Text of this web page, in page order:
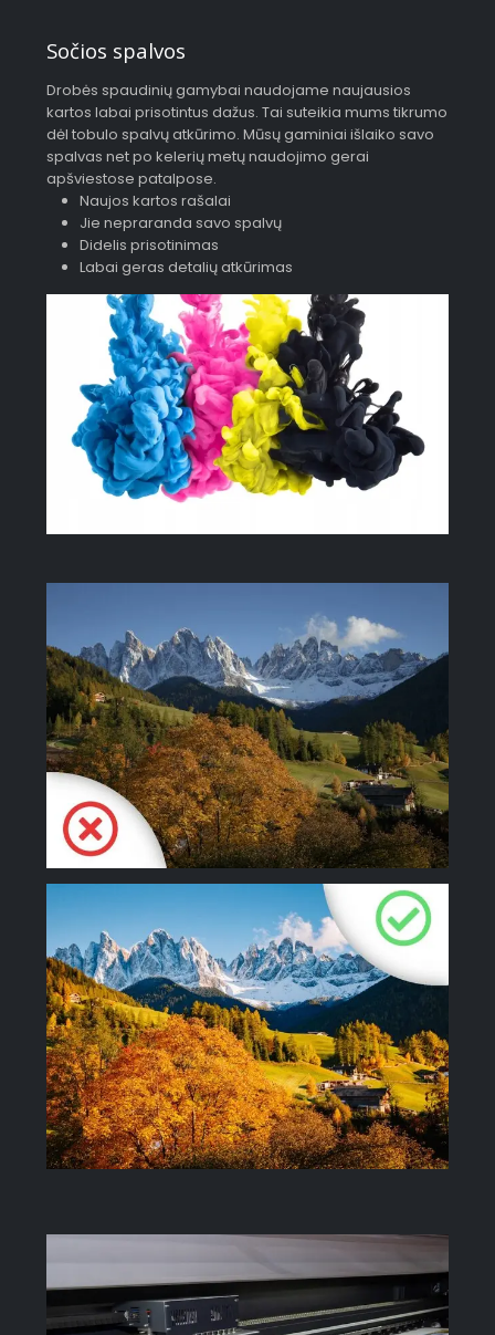
Sočios spalvos
Drobės spaudinių gamybai naudojame naujausios
kartos labai prisotintus dažus. Tai suteikia mums tikrumo
dėl tobulo spalvų atkūrimo. Mūsų gaminiai išlaiko savo
spalvas net po kelerių metų naudojimo gerai
apšviestose patalpose.
Naujos kartos rašalai
Jie nepraranda savo spalvų
Didelis prisotinimas
Labai geras detalių atkūrimas